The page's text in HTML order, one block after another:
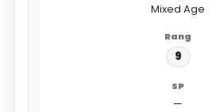
Mixed Age
9
—